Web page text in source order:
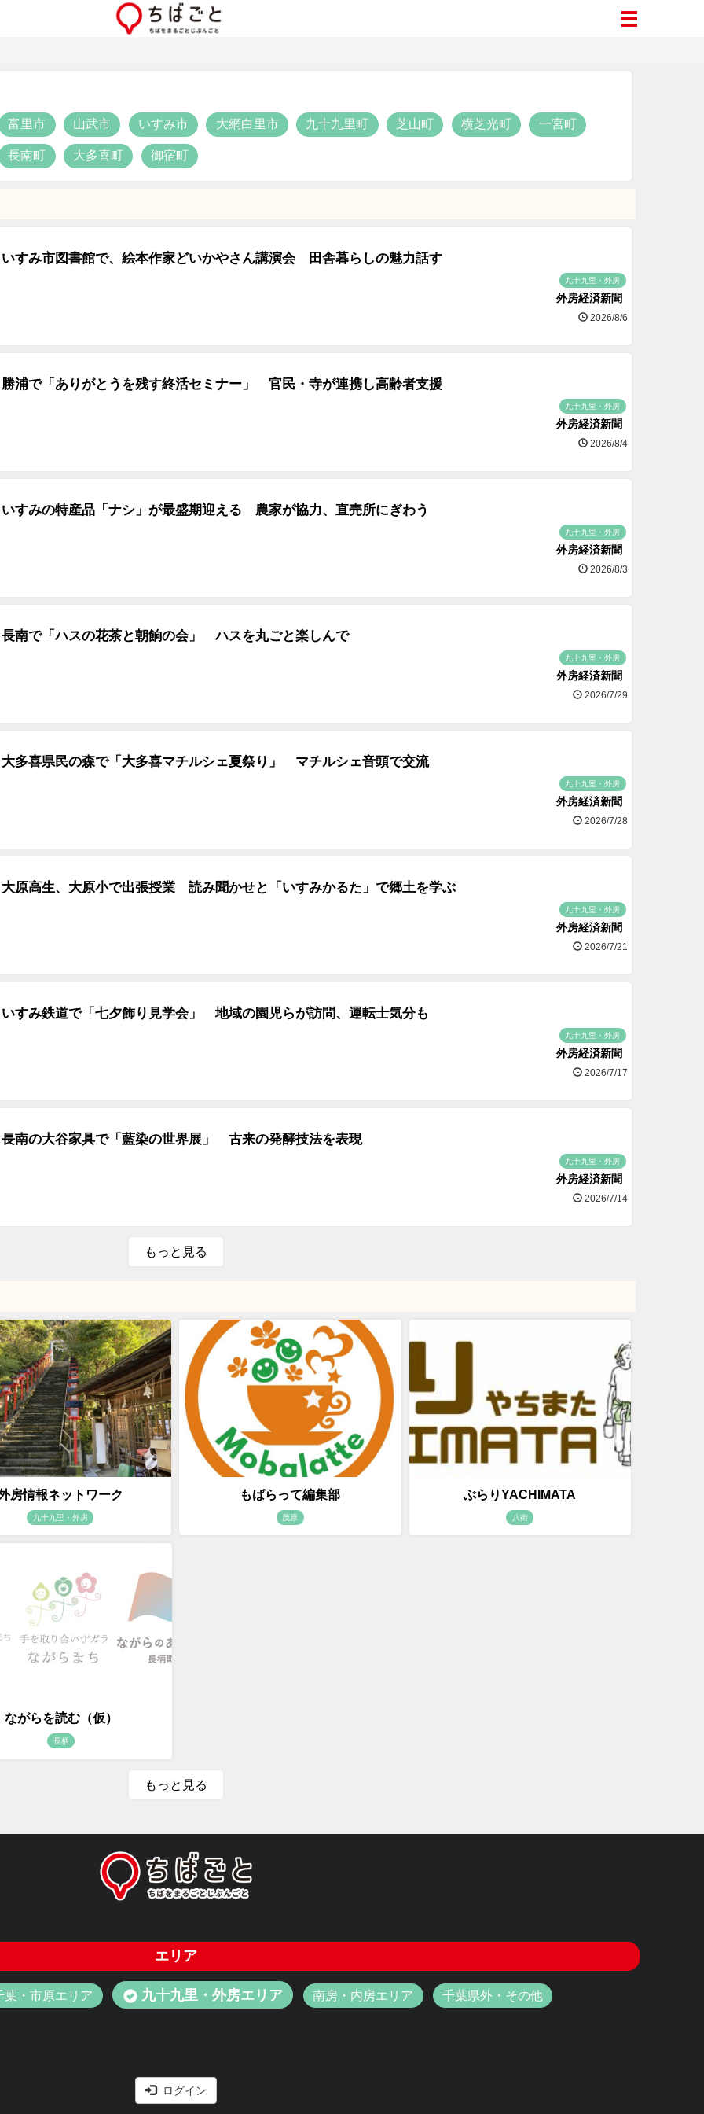
富里市 山武市 いすみ市 大網白里市 九十九里町 芝山町 横芝光町 一宮町
長南町 大多喜町 御宿町
いすみ市図書館で、絵本作家どいかやさん講演会 田舎暮らしの魅力話す
九十九里・外房
外房経済新聞
2026/8/6
勝浦で「ありがとうを残す終活セミナー」 官民・寺が連携し高齢者支援
九十九里・外房
外房経済新聞
2026/8/4
いすみの特産品「ナシ」が最盛期迎える 農家が協力、直売所にぎわう
九十九里・外房
外房経済新聞
2026/8/3
長南で「ハスの花茶と朝餉の会」 ハスを丸ごと楽しんで
九十九里・外房
外房経済新聞
2026/7/29
大多喜県民の森で「大多喜マチルシェ夏祭り」 マチルシェ音頭で交流
九十九里・外房
外房経済新聞
2026/7/28
大原高生、大原小で出張授業 読み聞かせと「いすみかるた」で郷土を学ぶ
九十九里・外房
外房経済新聞
2026/7/21
いすみ鉄道で「七夕飾り見学会」 地域の園児らが訪問、運転士気分も
九十九里・外房
外房経済新聞
2026/7/17
長南の大谷家具で「藍染の世界展」 古来の発酵技法を表現
九十九里・外房
外房経済新聞
2026/7/14
もっと見る
房情報ネットワーク
九十九里・外房
もばらって編集部
茂原
ぶらりYACHIMATA
八街
ながらを読む（仮）
長柄
もっと見る
エリア
葉・市原エリア 九十九里・外房エリア 南房・内房エリア 千葉県外・その他
ログイン